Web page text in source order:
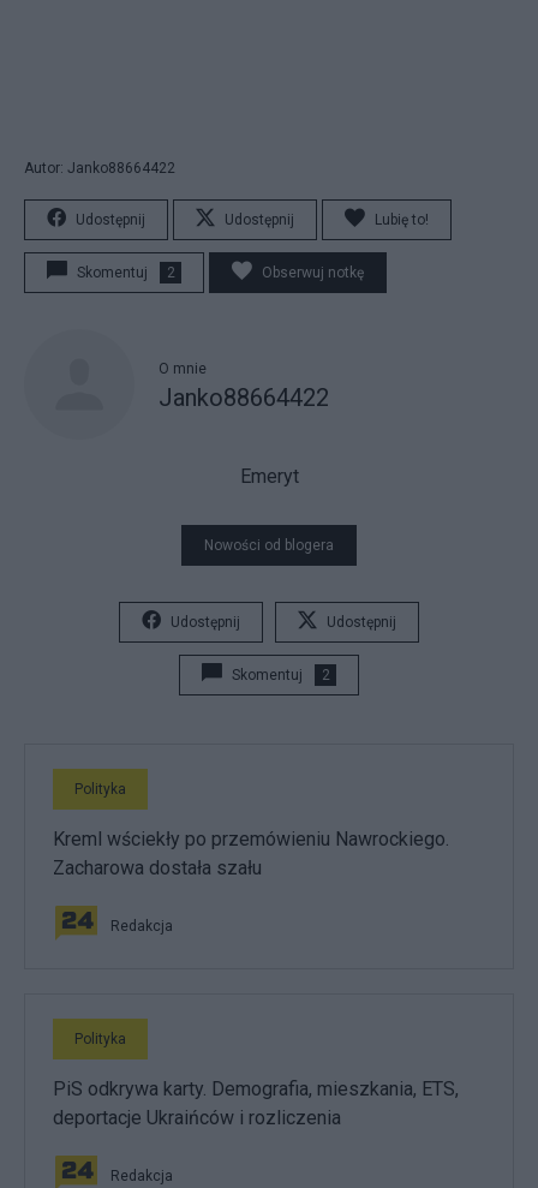
Autor: Janko88664422
Udostępnij Udostępnij Lubię to!
Skomentuj 2 Obserwuj notkę
O mnie
Janko88664422
Emeryt
Nowości od blogera
Udostępnij Udostępnij
Skomentuj 2
Polityka
Kreml wściekły po przemówieniu Nawrockiego.
Zacharowa dostała szału
Redakcja
Polityka
PiS odkrywa karty. Demografia, mieszkania, ETS,
deportacje Ukraińców i rozliczenia
Redakcja